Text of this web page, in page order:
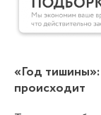
«Год
происходит